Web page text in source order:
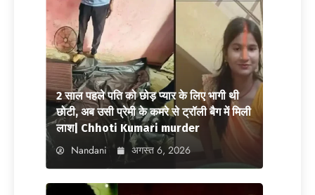
2 साल पहले पति को छोड़ प्यार के लिए भागी थी
छोटी, अब उसी प्रेमी के कमरे से ट्रॉली बैग में मिली
लाश| Chhoti Kumari murder
Nandani अगस्त 6, 2026